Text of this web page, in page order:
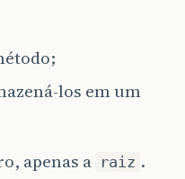
los em um
apenas a raiz .